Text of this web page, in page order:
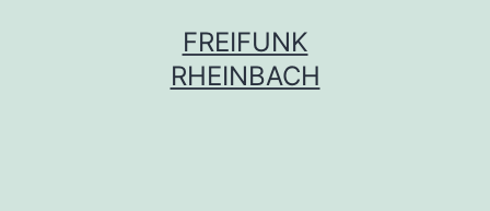
FREIFUNK
RHEINBACH